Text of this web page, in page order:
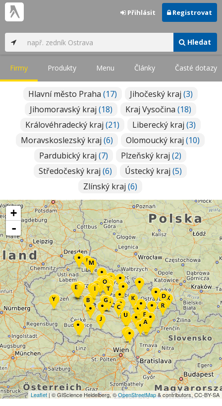
Hledat
Přihlásit Registrovat
Firmy Produkty Menu Články Časté dotazy
Hlavní město Praha (17) Jihočeský kraj (3)
Jihomoravský kraj (18) Kraj Vysočina (18)
Královéhradecký kraj (21) Liberecký kraj (3)
Moravskoslezský kraj (6) Olomoucký kraj (10)
Pardubický kraj (7) Plzeňský kraj (2)
Středočeský kraj (6) Ústecký kraj (5)
Zlínský kraj (6)
+
-
Leaflet | © GIScience Heidelberg, ©OpenStreetMap& contributors, CC-BY-SA